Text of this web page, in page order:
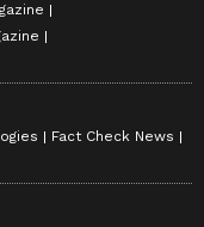
Fact Check News